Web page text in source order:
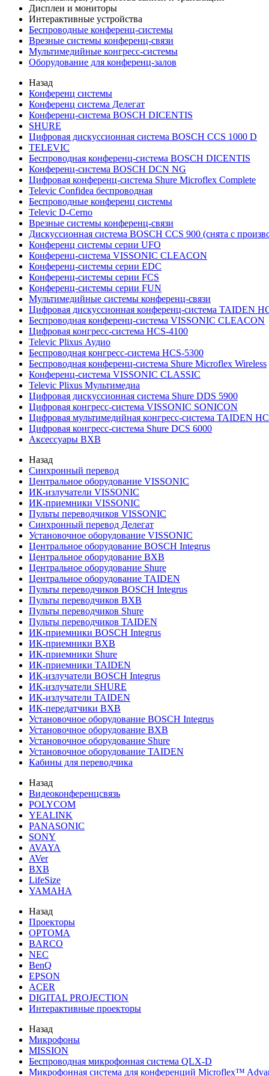
Дисплеи и мониторы
Интерактивные устройства
Беспроводные конференц-системы
Врезные системы конференц-связи
Мультимедийные конгресс-системы
Оборудование для конференц-залов
Назад
Конференц системы
Конференц система Делегат
Конференц-система BOSCH DICENTIS
SHURE
Цифровая дискуссионная система BOSCH CCS 1000 D
TELEVIC
Беспроводная конференц-система BOSCH DICENTIS
Конференц-система BOSCH DCN NG
Цифровая конференц-система Shure Microflex Complete
Televic Confidea беспроводная
Беспроводные конференц системы
Televic D-Cerno
Врезные системы конференц-связи
Дискуссионная система BOSCH CCS 900 (снята с
Конференц системы серии UFO
Конференц-система VISSONIC CLEACON
Конференц-системы серии EDC
Конференц-системы серии FCS
Конференц-системы серии FUN
Мультимедийные системы конференц-связи
Цифровая дискуссионная конференц-система TAIDEN
Беспроводная конференц-система VISSONIC CLEACON
Цифровая конгресс-система HCS-4100
Televic Plixus Аудио
Беспроводная конгресс-система HCS-5300
Беспроводная конференц-система Shure Microflex Wireless
Конференц-система VISSONIC CLASSIC
Televic Plixus Мультимедиа
Цифровая дискуссионная система Shure DDS 5900
Цифровая конгресс-система VISSONIC SONICON
Цифровая мультимедийная конгресс-система TAIDEN
Цифровая конгресс-система Shure DCS 6000
Аксессуары BXB
Назад
Синхронный перевод
Центральное оборудование VISSONIC
ИК-излучатели VISSONIC
ИК-приемники VISSONIC
Пульты переводчиков VISSONIC
Синхронный перевод Делегат
Установочное оборудование VISSONIC
Центральное оборудование BOSCH Integrus
Центральное оборудование BXB
Центральное оборудование Shure
Центральное оборудование TAIDEN
Пульты переводчиков BOSCH Integrus
Пульты переводчиков BXB
Пульты переводчиков Shure
Пульты переводчиков TAIDEN
ИК-приемники BOSCH Integrus
ИК-приемники BXB
ИК-приемники Shure
ИК-приемники TAIDEN
ИК-излучатели BOSCH Integrus
ИК-излучатели SHURE
ИК-излучатели TAIDEN
ИК-передатчики BXB
Установочное оборудование BOSCH Integrus
Установочное оборудование BXB
Установочное оборудование Shure
Установочное оборудование TAIDEN
Кабины для переводчика
Назад
Видеоконференцсвязь
POLYCOM
YEALINK
PANASONIC
SONY
AVAYA
AVer
BXB
LifeSize
YAMAHA
Назад
Проекторы
OPTOMA
BARCO
NEC
BenQ
EPSON
ACER
DIGITAL PROJECTION
Интерактивные проекторы
Назад
Микрофоны
MISSION
Беспроводная микрофонная система QLX-D
Микрофонная система для конференций Microflex™